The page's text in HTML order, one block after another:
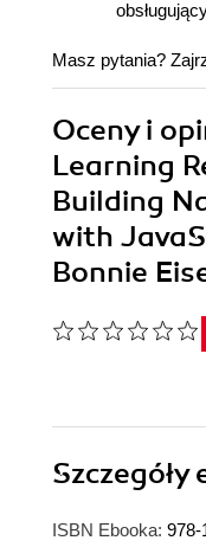
Masz pytania?
Oceny i
Learning
Building
with
Bonnie
Szczegóły
ISBN Ebooka: 978-